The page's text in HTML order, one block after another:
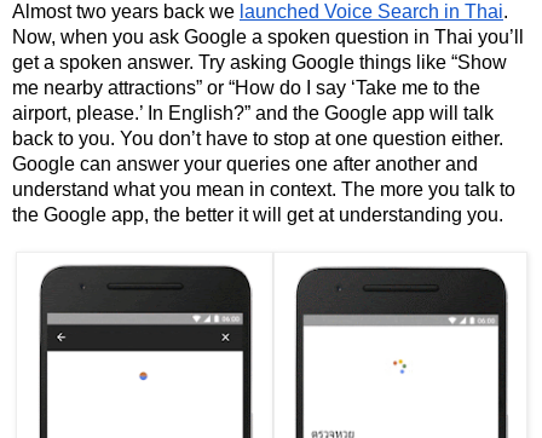
Almost two years back we launched Voice Search in Thai.
Now, when you ask Google a spoken question in Thai you’ll
get a spoken answer. Try asking Google things like “Show
me nearby attractions” or “How do I say ‘Take me to the
airport, please.’ In English?” and the Google app will talk
back to you. You don’t have to stop at one question either.
Google can answer your queries one after another and
understand what you mean in context. The more you talk to
the Google app, the better it will get at understanding you.